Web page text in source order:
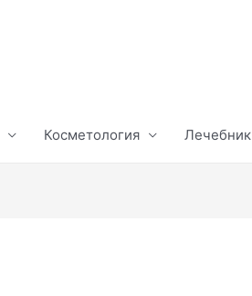
Косметология Лечебник